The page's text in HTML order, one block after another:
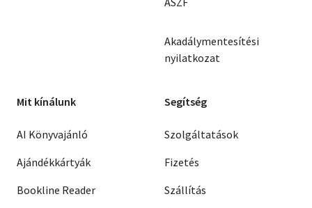
Akadálymentesítési
nyilatkozat
Mit kínálunk
AI Könyvajánló
Ajándékkártyák
Bookline Reader
Segítség
Szolgáltatások
Fizetés
Szállítás